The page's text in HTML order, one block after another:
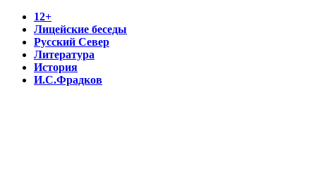
12+
Лицейские беседы
Русский Север
Литература
История
И.С.Фрадков